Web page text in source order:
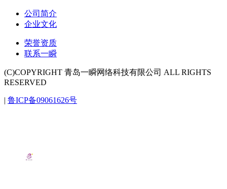
公司简介
企业文化
荣誉资质
联系一瞬
(C)COPYRIGHT 青岛一瞬网络科技有限公司 ALL RIGHTS
RESERVED
| 鲁ICP备09061626号